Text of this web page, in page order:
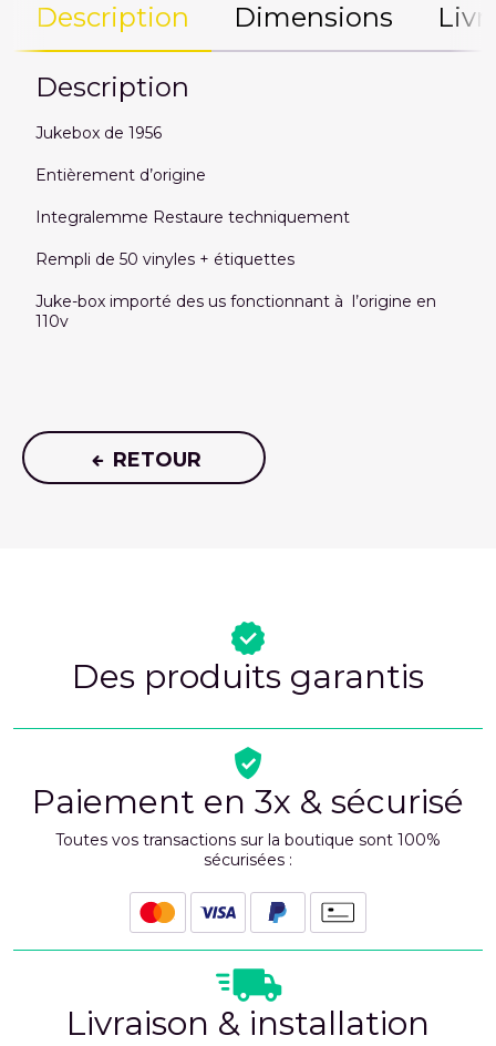
Description Dimensions
Description
Jukebox de 1956
Entièrement d’origine
Integralemme Restaure techniquement
Rempli de 50 vinyles + étiquettes
Juke-box importé des us fonctionnant à l’origine en
110v
RETOUR
Des produits garantis
Paiement en 3x & sécurisé
Toutes vos transactions sur la boutique sont 100%
sécurisées :
Livraison & installation